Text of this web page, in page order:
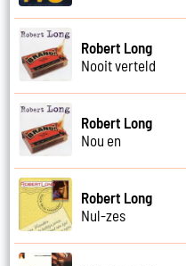
Robert Long
Nooit verteld
Robert Long
Nou en
Robert Long
Nul-zes